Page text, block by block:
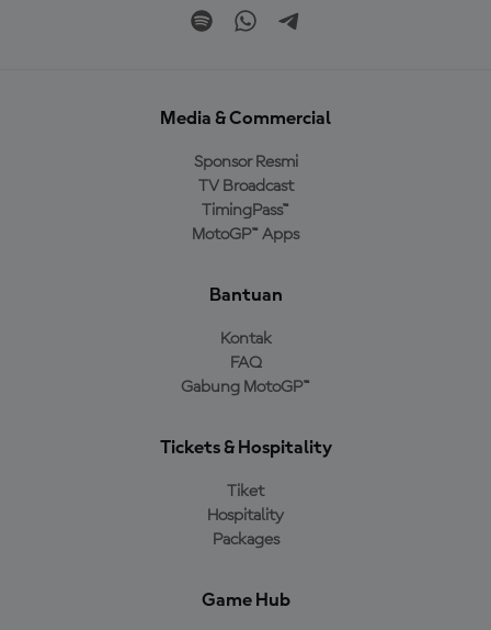
Media & Commercial
Sponsor Resmi
TV Broadcast
TimingPass™
MotoGP™ Apps
Bantuan
Kontak
FAQ
Gabung MotoGP™
Tickets & Hospitality
Tiket
Hospitality
Packages
Game Hub